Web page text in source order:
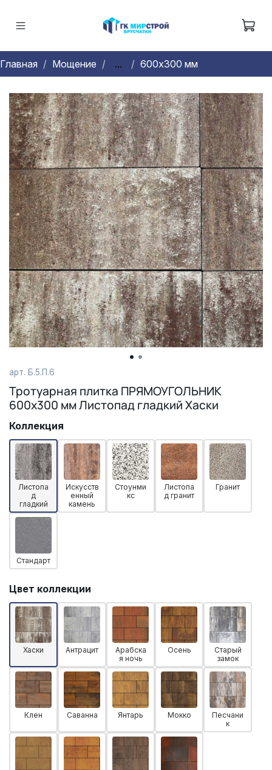
Главная Мощение ... 600х300 мм
арт. Б.5.П.6
Тротуарная плитка ПРЯМОУГОЛЬНИК
600х300 мм Листопад гладкий Хаски
Коллекция
Листопа
д
гладкий
Искусств
енный
камень
Стоунми
кс
Листопа
д гранит
Гранит
Стандарт
Цвет коллекции
Хаски Антрацит
Арабска
я ночь
Осень
Старый
замок
Клен Саванна Янтарь Мокко
Песчани
к